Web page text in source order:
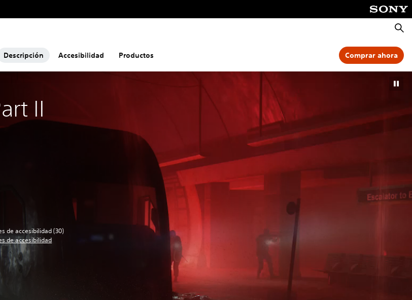
Descripción Accesibilidad Productos Comprar ahora
II
de accesibilidad (30)
de accesibilidad